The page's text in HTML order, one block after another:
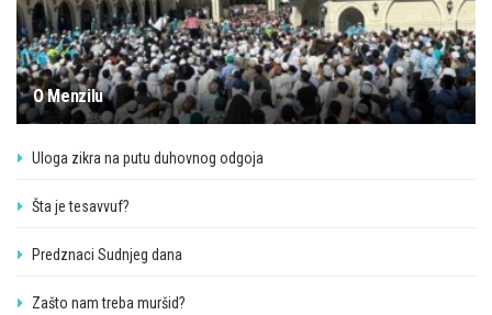
O Menzilu
Uloga zikra na putu duhovnog odgoja
Šta je tesavvuf?
Predznaci Sudnjeg dana
Zašto nam treba muršid?